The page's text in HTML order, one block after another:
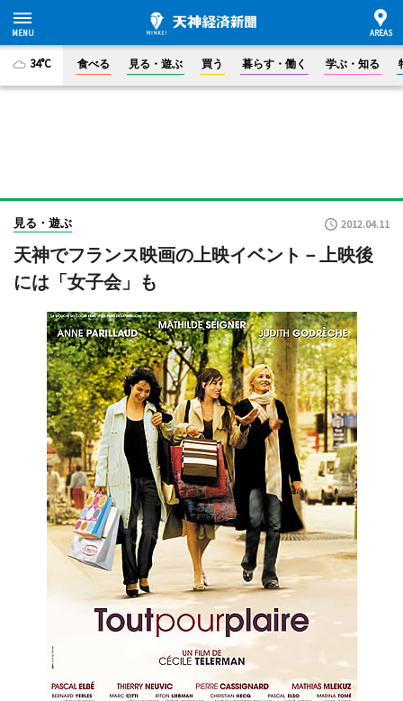
34°C 食べる 見る・遊ぶ 買う 暮らす・働く 学ぶ・知る
見る・遊ぶ 2012.04.11
天神でフランス映画の上映イベント－上映後
には「女子会」も